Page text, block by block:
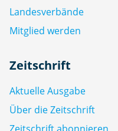
Landesverbände
Mitglied werden
Zeitschrift
Aktuelle Ausgabe
Über die Zeitschrift